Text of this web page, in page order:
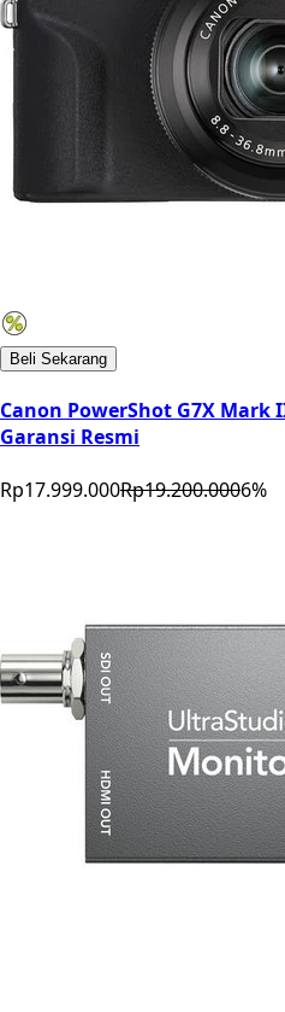
Beli Sekarang
Canon PowerShot G7X Mark
Garansi Resmi
Rp17.999.000Rp19.200.0006%